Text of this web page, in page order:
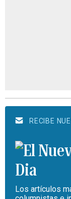
RECIBE
Los artículos